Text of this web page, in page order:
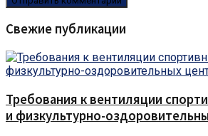
Свежие публикации
Требования к вентиляции
и физкультурно-